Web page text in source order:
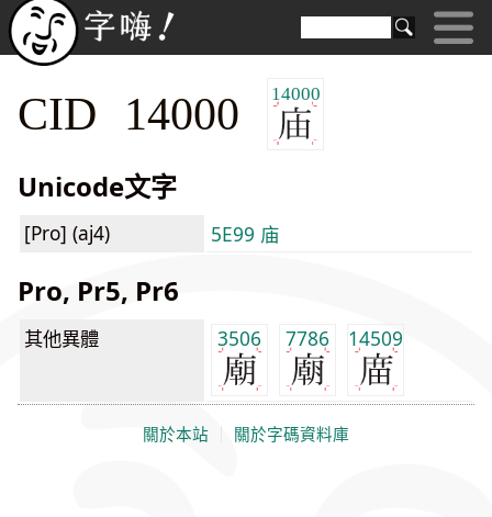
CID 14000 14000
Unicode文字
[Pro] (aj4) 5E99 庙
Pro, Pr5, Pr6
其他異體 3506 7786 14509
關於本站 關於字碼資料庫